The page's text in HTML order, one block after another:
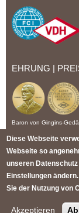
EHRUNG |
Baron von Gingins-
IMPRESSUM
© 2026 Christi ORMOND
F.C.I.
Diese Webseite
Webseite so
unseren
Einstellungen
Sie der Nutzung von
Akzeptieren